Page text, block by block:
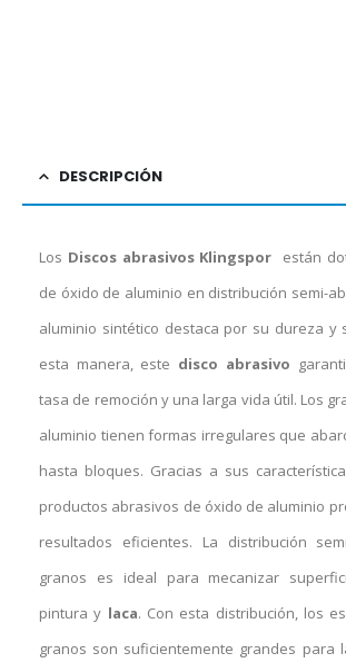
DESCRIPCIÓN
Los Discos abrasivos Klingspor están
de óxido de aluminio en distribución semi-
aluminio sintético destaca por su dureza y
esta manera, este disco abrasivo
tasa de remoción y una larga vida útil. Los
aluminio tienen formas irregulares que
hasta bloques. Gracias a sus
productos abrasivos de óxido de aluminio
resultados eficientes. La distribución
granos es ideal para mecanizar
pintura y laca. Con esta distribución, los
granos son suficientemente grandes para